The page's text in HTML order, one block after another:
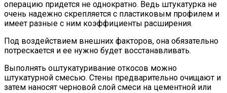
операцию придется не однократно. Ведь штукатурка не
очень надежно скрепляется с пластиковым профилем и
имеет разные с ним коэффициенты расширения.
Под воздействием внешних факторов, она обязательно
потрескается и ее нужно будет восстанавливать.
Выполнять оштукатуривание откосов можно
штукатурной смесью. Стены предварительно очищают и
затем наносят черновой слой смеси на цементной или